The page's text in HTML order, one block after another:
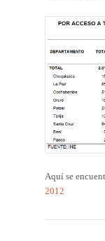
Aquí se
2012